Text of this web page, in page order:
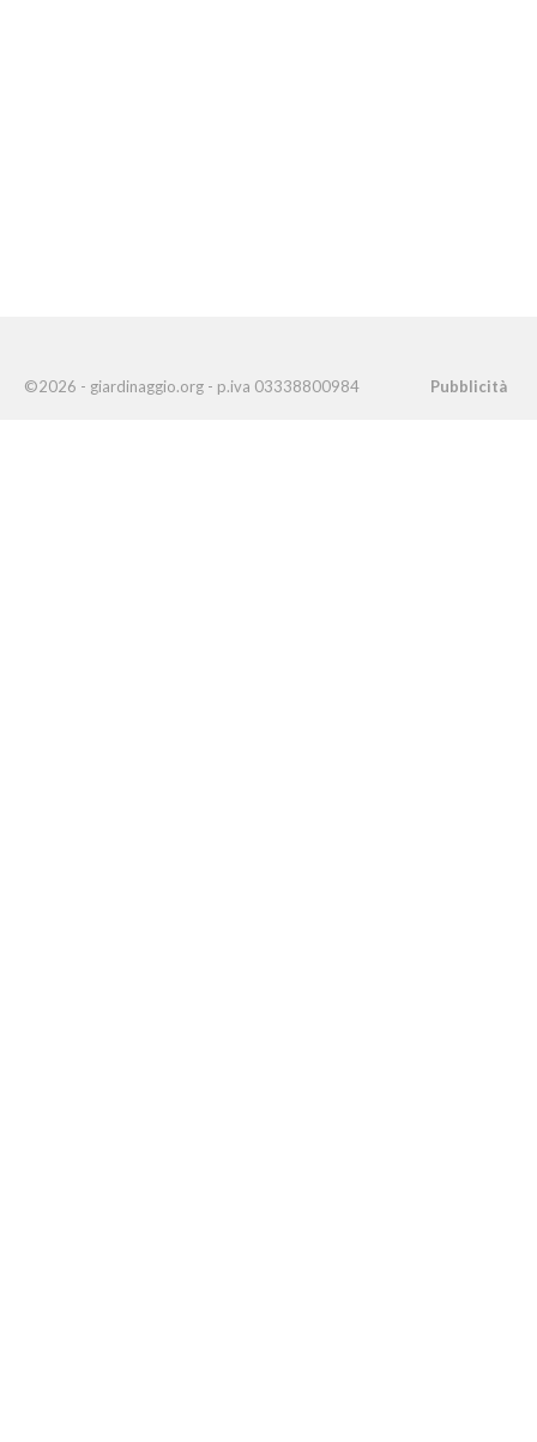
©2026 - giardinaggio.org - p.iva 03338800984 Pubblicità